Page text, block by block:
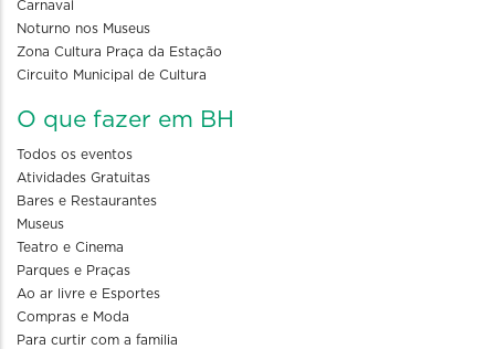
Carnaval
Noturno nos Museus
Zona Cultura Praça da Estação
Circuito Municipal de Cultura
O que fazer em BH
Todos os eventos
Atividades Gratuitas
Bares e Restaurantes
Museus
Teatro e Cinema
Parques e Praças
Ao ar livre e Esportes
Compras e Moda
Para curtir com a familia